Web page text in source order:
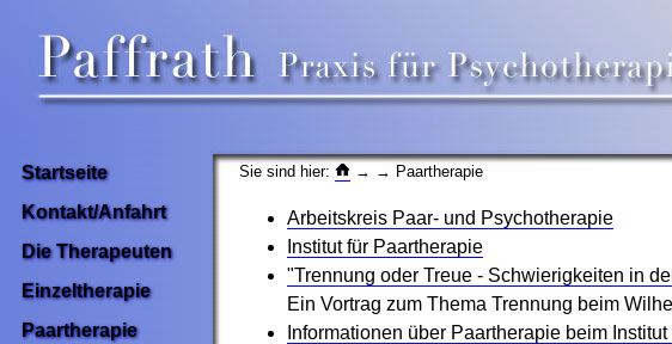
Startseite
Kontakt/Anfahrt
Die Therapeuten
Einzeltherapie
Paartherapie
Sie sind hier: → → Paartherapie
Arbeitskreis Paar- und Psychotherapie
Institut für Paartherapie
"Trennung oder Treue - Schwierigkeiten in
Ein Vortrag zum Thema Trennung beim
Informationen über Paartherapie beim